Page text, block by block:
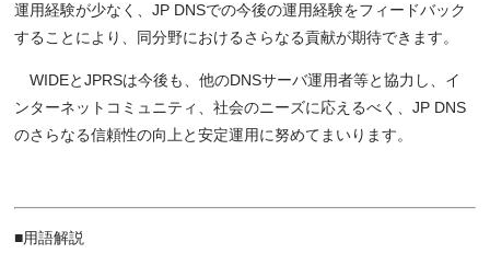
運用経験が少なく、JP DNSでの今後の運用経験をフィードバック
することにより、同分野におけるさらなる貢献が期待できます。
WIDEとJPRSは今後も、他のDNSサーバ運用者等と協力し、イ
ンターネットコミュニティ、社会のニーズに応えるべく、JP DNS
のさらなる信頼性の向上と安定運用に努めてまいります。
■用語解説